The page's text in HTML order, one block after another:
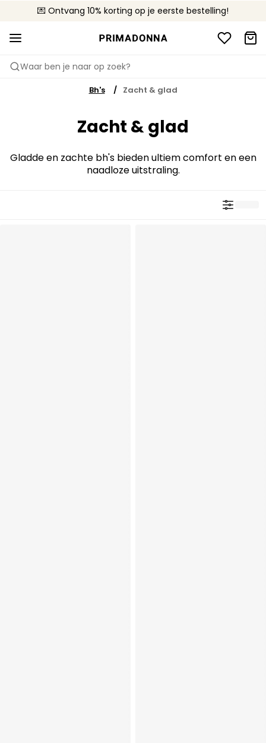
💌 Ontvang 10% korting op je eerste bestelling!
🚚 Gratis bezorging boven €90
📦 Gratis retourneren
Waar ben je naar op zoek?
Bh's Zacht & glad
Zacht & glad
Gladde en zachte bh's bieden ultiem comfort en een
naadloze uitstraling.